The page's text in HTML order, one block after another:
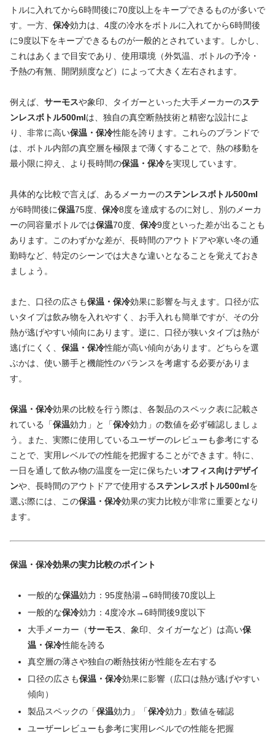
トルに入れてから6時間後に70度以上をキープできるものが多いで
す。一方、 保冷効力は、4度の冷水をボトルに入れてから6時間後
に9度以下をキープできるものが一般的とされています。しかし、
これはあくまで目安であり、使用環境（外気温、ボトルの予冷・
予熱の有無、開閉頻度など）によって大きく左右されます。
例えば、 サーモスや象印、タイガーといった大手メーカーのステ
ンレスボトル500mlは、独自の真空断熱技術と精密な設計によ
り、非常に高い保温・保冷性能を誇ります。これらのブランドで
は、ボトル内部の真空層を極限まで薄くすることで、熱の移動を
最小限に抑え、より長時間の保温・保冷を実現しています。
具体的な比較で言えば、あるメーカーのステンレスボトル500ml
が6時間後に保温75度、 保冷8度を達成するのに対し、別のメーカ
ーの同容量ボトルでは保温70度、 保冷9度といった差が出ることも
あります。このわずかな差が、長時間のアウトドアや寒い冬の通
勤時など、特定のシーンでは大きな違いとなることを覚えておき
ましょう。
また、口径の広さも保温・保冷効果に影響を与えます。口径が広
いタイプは飲み物を入れやすく、お手入れも簡単ですが、その分
熱が逃げやすい傾向にあります。逆に、口径が狭いタイプは熱が
逃げにくく、 保温・保冷性能が高い傾向があります。どちらを選
ぶかは、使い勝手と機能性のバランスを考慮する必要がありま
す。
保温・保冷効果の比較を行う際は、各製品のスペック表に記載さ
れている「保温効力」と「保冷効力」の数値を必ず確認しましょ
う。また、実際に使用しているユーザーのレビューも参考にする
ことで、実用レベルでの性能を把握することができます。特に、
一日を通して飲み物の温度を一定に保ちたいオフィス向けデザイ
ンや、長時間のアウトドアで使用するステンレスボトル500mlを
選ぶ際には、この保温・保冷効果の実力比較が非常に重要となり
ます。
保温・保冷効果の実力比較のポイント
一般的な保温効力：95度熱湯→6時間後70度以上
一般的な保冷効力：4度冷水→6時間後9度以下
大手メーカー（サーモス 、象印、タイガーなど）は高い保
温・保冷性能を誇る
真空層の薄さや独自の断熱技術が性能を左右する
口径の広さも保温・保冷効果に影響（広口は熱が逃げやすい
傾向）
製品スペックの「保温効力」「保冷効力」数値を確認
ユーザーレビューも参考に実用レベルでの性能を把握